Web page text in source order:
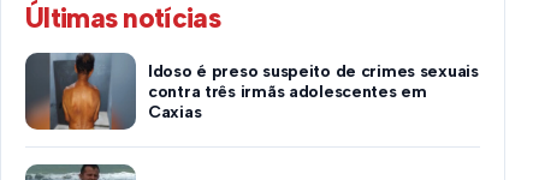
Últimas notícias
Idoso é preso suspeito de crimes sexuais
contra três irmãs adolescentes em
Caxias